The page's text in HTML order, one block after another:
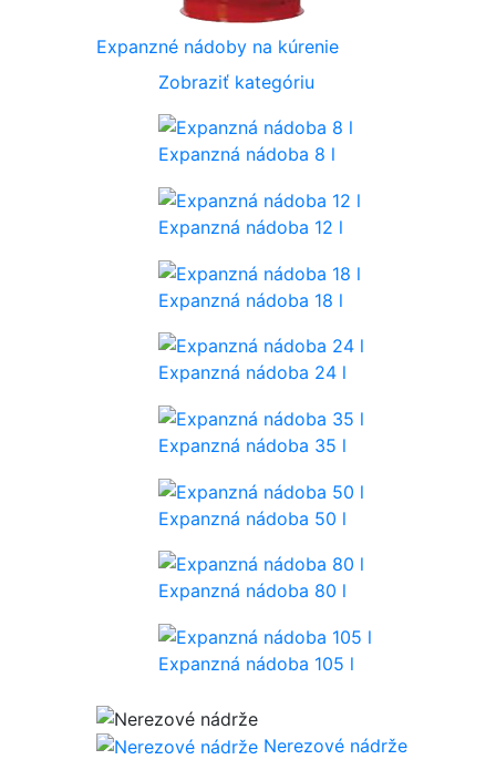
Expanzné nádoby na kúrenie
Zobraziť kategóriu
Expanzná nádoba 8 l
Expanzná nádoba 12 l
Expanzná nádoba 18 l
Expanzná nádoba 24 l
Expanzná nádoba 35 l
Expanzná nádoba 50 l
Expanzná nádoba 80 l
Expanzná nádoba 105 l
Nerezové nádrže